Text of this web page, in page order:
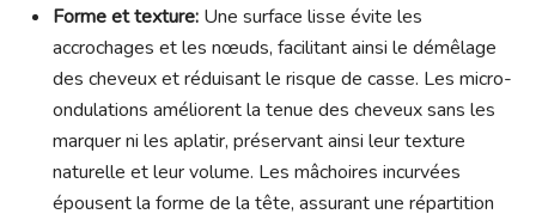
Forme et texture: Une surface lisse évite les
accrochages et les nœuds, facilitant ainsi le démêlage
des cheveux et réduisant le risque de casse. Les micro-
ondulations améliorent la tenue des cheveux sans les
marquer ni les aplatir, préservant ainsi leur texture
naturelle et leur volume. Les mâchoires incurvées
épousent la forme de la tête, assurant une répartition